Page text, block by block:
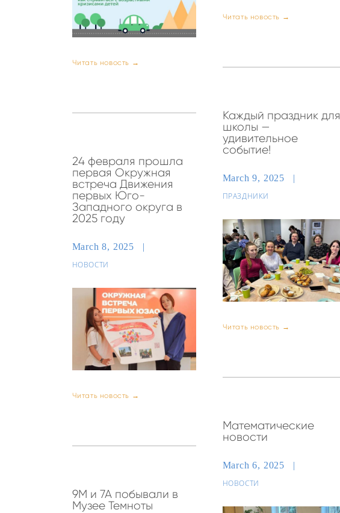
Читать новость →
Читать новость →
Каждый праздник для
школы —
удивительное
событие!
March 9, 2025
ПРАЗДНИКИ
Читать новость →
24 февраля прошла
первая Окружная
встреча Движения
первых Юго-
Западного округа в
2025 году
March 8, 2025
НОВОСТИ
Читать новость →
Математические
новости
March 6, 2025
НОВОСТИ
9М и 7А побывали в
Музее Темноты